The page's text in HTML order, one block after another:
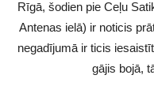
Rīgā, šodien pie Ceļu
Antenas ielā) ir noticis
negadījumā ir ticis
gājis bojā,